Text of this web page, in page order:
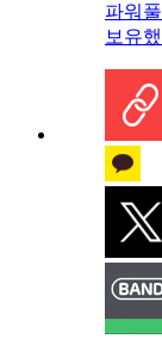
파워
보유